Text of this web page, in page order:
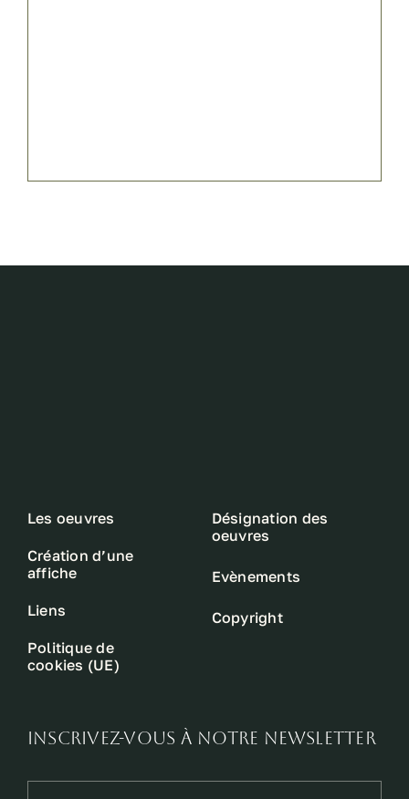
Les oeuvres
Création d’une
affiche
Liens
Politique de
cookies (UE)
Désignation des
oeuvres
Evènements
Copyright
INSCRIVEZ-VOUS À NOTRE NEWSLETTER